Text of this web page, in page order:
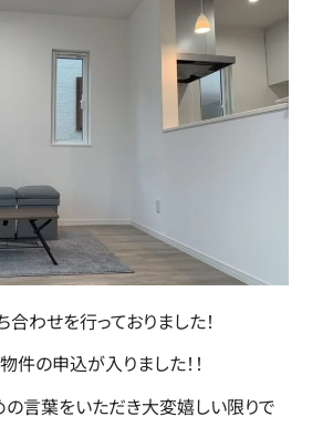
わせを行っておりました！
の申込が入りました！！
言葉をいただき大変嬉しい限りで